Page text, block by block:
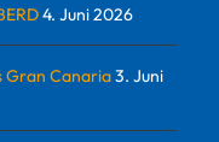
4. Juni 2026
Gran Canaria3. Juni